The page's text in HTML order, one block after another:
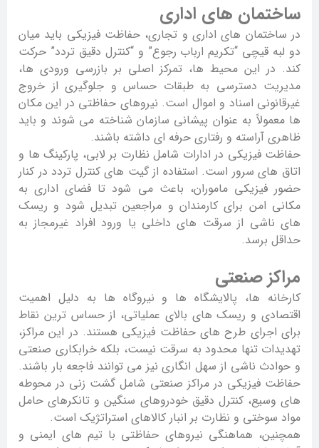
ساختمان های اداری
در ساختمان های اداری و تجاری، حفاظت فیزیکی باید میان
دو لبه قیچی “تکریم ارباب رجوع” و “کنترل دقیق تردد” حرکت
کند. در این محیط ها، تمرکز اصلی بر بازرسی ورودی ها،
مدیریت دسترسی به طبقات حساس و جلوگیری از خروج
غیرقانونی اسناد و اموال است. نیروهای حفاظتی در این مکان
ها معمولاً به عنوان پیشانی سازمان شناخته می شوند و باید
ظاهری آراسته و رفتاری حرفه ای داشته باشند.
حفاظت فیزیکی در ادارات شامل نظارت بر لابی، پارکینگ ها و
اتاق های سرور است. استفاده از گیت های کنترل تردد در کنار
حضور فیزیکی ماموران، باعث می شود تا فضای اداری به
مکانی امن برای کارمندان و مراجعین تبدیل شود و ریسک
های ناشی از سرقت های داخلی یا ورود افراد غیرمجاز به
حداقل برسد.
مراکز صنعتی
کارخانه ها، پالایشگاه ها و نیروگاه ها به دلیل اهمیت
اقتصادی و ریسک های بالای عملیاتی، از حساس ترین نقاط
برای اجرای طرح های حفاظت فیزیکی هستند. در این مراکز،
تهدیدات تنها محدود به سرقت نیست، بلکه خرابکاری صنعتی
و حوادث ناشی از سهل انگاری نیز می توانند فاجعه بار باشند.
حفاظت فیزیکی در مراکز صنعتی شامل گشت زنی در محوطه
های وسیع، کنترل دقیق خودروهای سنگین و تانکرهای حامل
مواد سوختی و نظارت بر انبار کالاهای استراتژیک است.
همچنین، هماهنگی نیروهای حفاظتی با تیم های ایمنی و